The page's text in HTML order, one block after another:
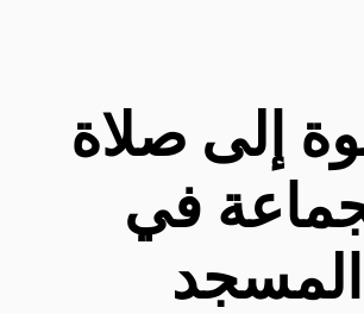
إلى صلاة
في
المسجد